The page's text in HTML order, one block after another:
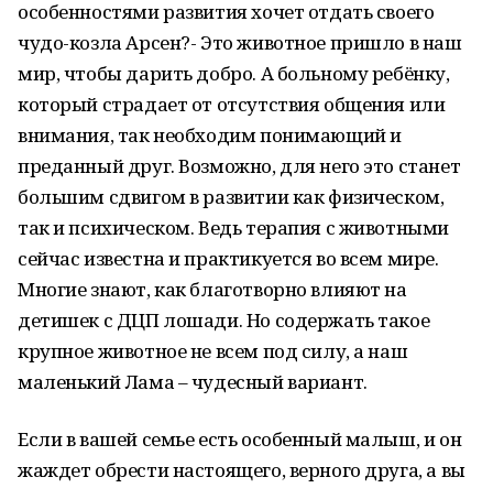
особенностями развития хочет отдать своего
чудо-козла Арсен?- Это животное пришло в наш
мир, чтобы дарить добро. А больному ребёнку,
который страдает от отсутствия общения или
внимания, так необходим понимающий и
преданный друг. Возможно, для него это станет
большим сдвигом в развитии как физическом,
так и психическом. Ведь терапия с животными
сейчас известна и практикуется во всем мире.
Многие знают, как благотворно влияют на
детишек с ДЦП лошади. Но содержать такое
крупное животное не всем под силу, а наш
маленький Лама – чудесный вариант.
Если в вашей семье есть особенный малыш, и он
жаждет обрести настоящего, верного друга, а вы